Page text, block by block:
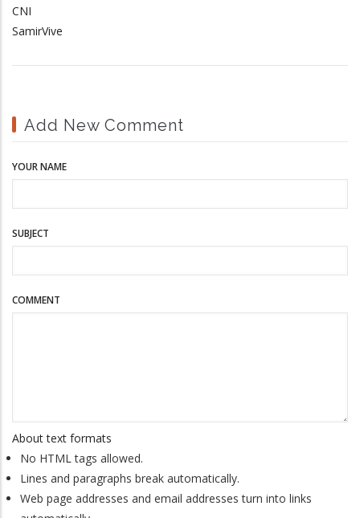
CNI
SamirVive
Add New Comment
YOUR NAME
SUBJECT
COMMENT
About text formats
No HTML tags allowed.
Lines and paragraphs break automatically.
Web page addresses and email addresses turn into links